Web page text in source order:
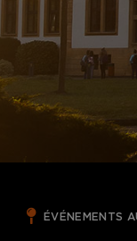
ÉVÉNEMENTS